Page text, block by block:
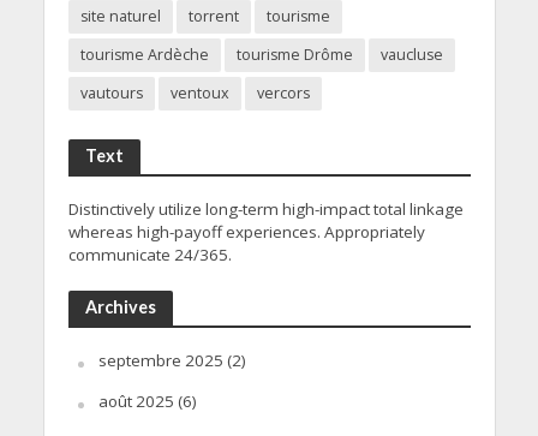
site naturel
torrent
tourisme
tourisme Ardèche
tourisme Drôme
vaucluse
vautours
ventoux vercors
Text
Distinctively utilize long-term high-impact total linkage
whereas high-payoff experiences. Appropriately
communicate 24/365.
Archives
septembre 2025 (2)
août 2025 (6)